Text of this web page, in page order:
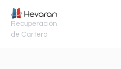
Recuperación
de Cartera